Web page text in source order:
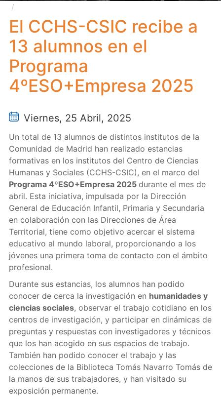
4ºESO+Empresa 2025
El CCHS-CSIC recibe a
13 alumnos en el
Programa
4ºESO+Empresa 2025
Viernes, 25 Abril, 2025
Un total de 13 alumnos de distintos institutos de la
Comunidad de Madrid han realizado estancias
formativas en los institutos del Centro de Ciencias
Humanas y Sociales (CCHS-CSIC), en el marco del
Programa 4ºESO+Empresa 2025 durante el mes de
abril. Esta iniciativa, impulsada por la Dirección
General de Educación Infantil, Primaria y Secundaria
en colaboración con las Direcciones de Área
Territorial, tiene como objetivo acercar el sistema
educativo al mundo laboral, proporcionando a los
jóvenes una primera toma de contacto con el ámbito
profesional.
Durante sus estancias, los alumnos han podido
conocer de cerca la investigación en humanidades y
ciencias sociales, observar el trabajo cotidiano en los
centros de investigación, y participar en dinámicas de
preguntas y respuestas con investigadores y técnicos
que los han acogido en sus espacios de trabajo.
También han podido conocer el trabajo y las
colecciones de la Biblioteca Tomás Navarro Tomás de
la manos de sus trabajadores, y han visitado su
exposición permanente.